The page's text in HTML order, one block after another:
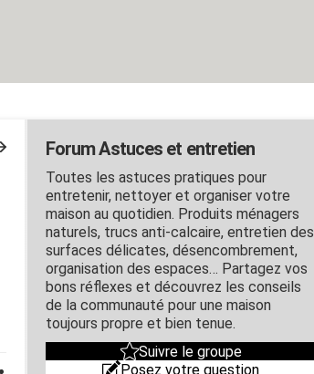
Forum Astuces et entretien
Toutes les astuces pratiques pour
entretenir, nettoyer et organiser votre
maison au quotidien. Produits ménagers
naturels, trucs anti-calcaire, entretien des
surfaces délicates, désencombrement,
organisation des espaces… Partagez vos
bons réflexes et découvrez les conseils
de la communauté pour une maison
toujours propre et bien tenue.
Suivre le groupe
Posez votre question